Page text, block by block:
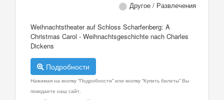
Другое / Развлечения
Weihnachtstheater auf Schloss Scharfenberg: A
Christmas Carol - Weihnachtsgeschichte nach Charles
Dickens
Подробности
Нажимая на кнопку "Подробности" или кнопку "Купить билеты" Вы
покидаете наш сайт.